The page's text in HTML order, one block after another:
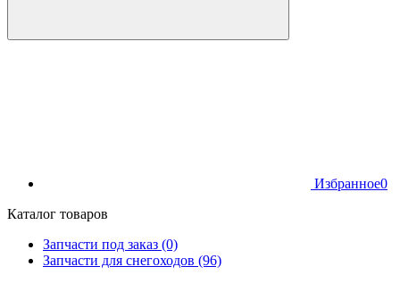
Избранное0
Каталог товаров
Запчасти под заказ (0)
Запчасти для снегоходов (96)